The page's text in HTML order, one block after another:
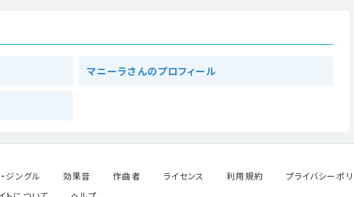
マニーラさんのプロフィール
ジングル 効果音 作曲者 ライセンス 利用規約 プライバシーポ